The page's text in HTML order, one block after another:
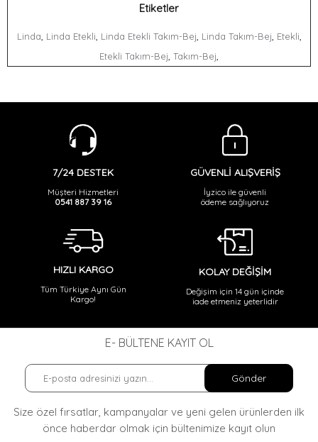
Etiketler
Linda Linda Etekli Linda Etekli Takım-Bej Linda Takım-Bej Etekli
Etekli Takım-Bej Takım-Bej
7/24 DESTEK
Müşteri Hizmetleri
0541 887 39 16
GÜVENLİ ALIŞVERİŞ
İyzico ile güvenli
ödeme sağlıyoruz
HIZLI KARGO
Tüm Türkiye Aynı Gün
Kargo!
KOLAY DEĞİŞİM
Değişim için 14 gün içinde
iade etmeniz yeterlidir
E- BÜLTENE KAYIT OL
Gönder
Size özel fırsatlar, kampanyalar ve yeni gelen ürünlerden ilk
önce haberdar olmak için bültenimize kayıt olun